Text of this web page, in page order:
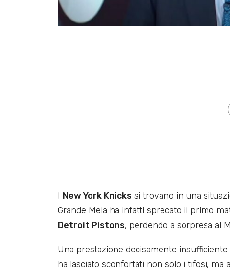
I New York Knicks si trovano in una
Grande Mela ha infatti sprecato il primo
Detroit Pistons, perdendo a sorpresa al
Una prestazione decisamente
ha lasciato sconfortati non solo i tifosi,